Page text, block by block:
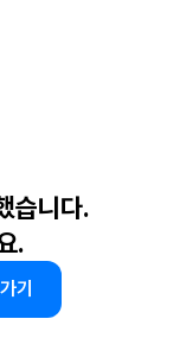
습니다.
.
기